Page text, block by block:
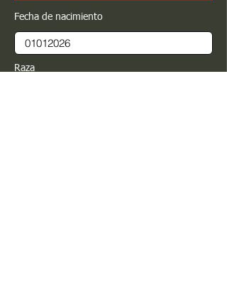
Fecha de nacimiento
Raza